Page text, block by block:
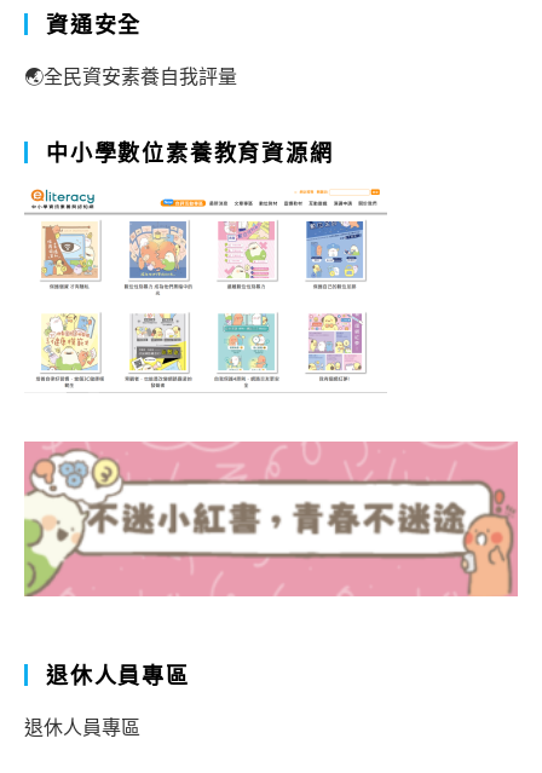
資通安全
🌏全民資安素養自我評量
中小學數位素養教育資源網
退休人員專區
退休人員專區